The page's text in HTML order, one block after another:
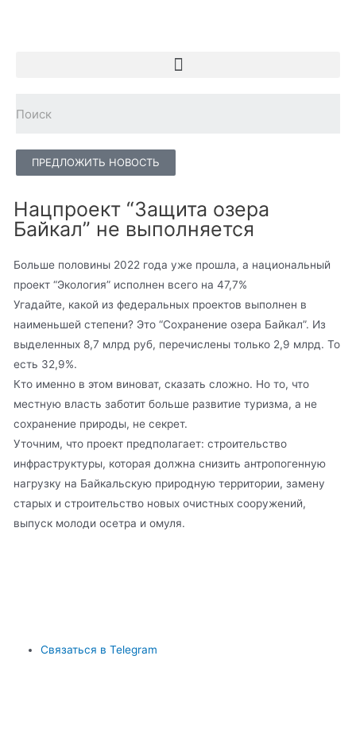
ПРЕДЛОЖИТЬ НОВОСТЬ
Нацпроект “Защита озера
Байкал” не выполняется
Больше половины 2022 года уже прошла, а национальный
проект “Экология” исполнен всего на 47,7%
Угадайте, какой из федеральных проектов выполнен в
наименьшей степени? Это “Сохранение озера Байкал”. Из
выделенных 8,7 млрд руб, перечислены только 2,9 млрд. То
есть 32,9%.
Кто именно в этом виноват, сказать сложно. Но то, что
местную власть заботит больше развитие туризма, а не
сохранение природы, не секрет.
Уточним, что проект предполагает: строительство
инфраструктуры, которая должна снизить антропогенную
нагрузку на Байкальскую природную территории, замену
старых и строительство новых очистных сооружений,
выпуск молоди осетра и омуля.
Связаться в Telegram